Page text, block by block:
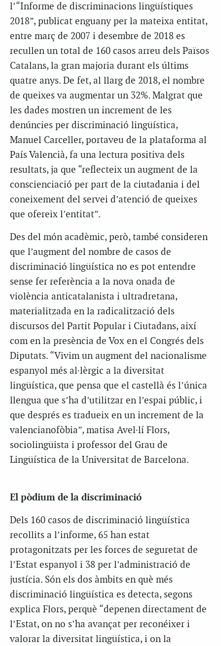
l’“Informe de discriminacions lingüístiques
2018”, publicat enguany per la mateixa entitat,
entre març de 2007 i desembre de 2018 es
recullen un total de 160 casos arreu dels Països
Catalans, la gran majoria durant els últims
quatre anys. De fet, al llarg de 2018, el nombre
de queixes va augmentar un 32%. Malgrat que
les dades mostren un increment de les
denúncies per discriminació lingüística,
Manuel Carceller, portaveu de la plataforma al
País Valencià, fa una lectura positiva dels
resultats, ja que “reflecteix un augment de la
conscienciació per part de la ciutadania i del
coneixement del servei d’atenció de queixes
que ofereix l’entitat”.
Des del món acadèmic, però, també consideren
que l’augment del nombre de casos de
discriminació lingüística no es pot entendre
sense fer referència a la nova onada de
violència anticatalanista i ultradretana,
materialitzada en la radicalització dels
discursos del Partit Popular i Ciutadans, així
com en la presència de Vox en el Congrés dels
Diputats. “Vivim un augment del nacionalisme
espanyol més al·lèrgic a la diversitat
lingüística, que pensa que el castellà és l’única
llengua que s’ha d’utilitzar en l’espai públic, i
que després es tradueix en un increment de la
valencianofòbia”, matisa Avel·lí Flors,
sociolingüista i professor del Grau de
Lingüística de la Universitat de Barcelona.
El pòdium de la discriminació
Dels 160 casos de discriminació lingüística
recollits a l’informe, 65 han estat
protagonitzats per les forces de seguretat de
l’Estat espanyol i 38 per l’administració de
justícia. Són els dos àmbits en què més
discriminació lingüística es detecta, segons
explica Flors, perquè “depenen directament de
l’Estat, on no s’ha avançat per reconéixer i
valorar la diversitat lingüística, i on la